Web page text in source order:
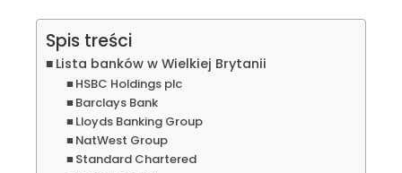
Spis treści
Lista banków w Wielkiej Brytanii
HSBC Holdings plc
Barclays Bank
Lloyds Banking Group
NatWest Group
Standard Chartered